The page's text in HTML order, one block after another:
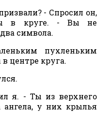
- Спросил он,
в круге. - Вы не
символа.
пухленьким
центре круга.
я. - Ты из верхнего
у них крылья